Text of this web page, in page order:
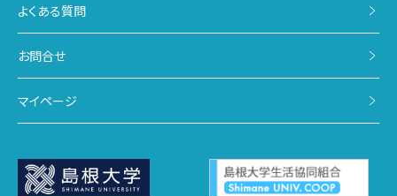
よくある質問
お問合せ
マイページ